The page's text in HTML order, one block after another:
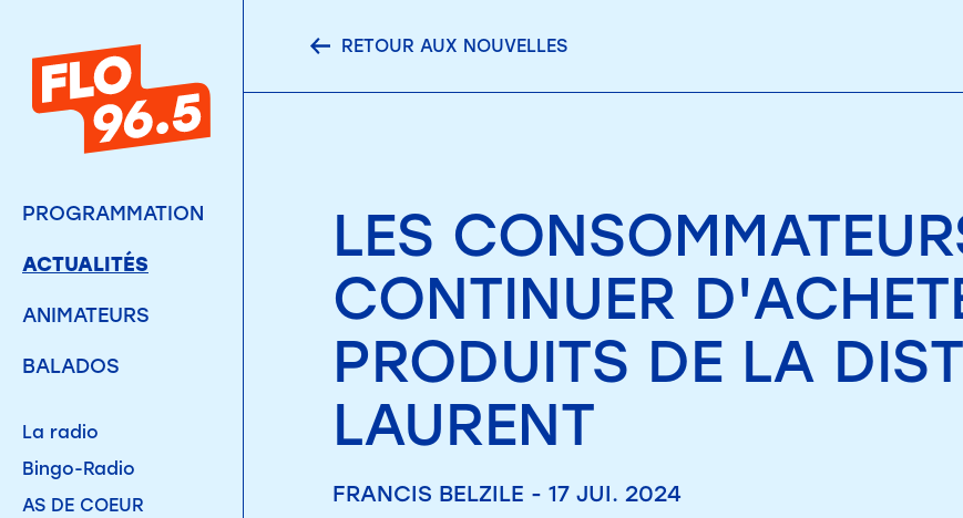
PROGRAMMATION
ACTUALITÉS
ANIMATEURS
BALADOS
La radio
Bingo-Radio
AS DE COEUR
RETOUR AUX NOUVELLES
LES
CONTINUER
PRODUITS DE LA
LAURENT
FRANCIS BELZILE - 17 JUI. 2024